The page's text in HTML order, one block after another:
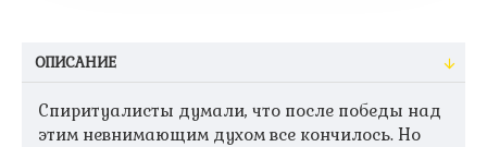
ОПИСАНИЕ
Спиритуалисты думали, что после победы над
этим невнимающим духом все кончилось. Но